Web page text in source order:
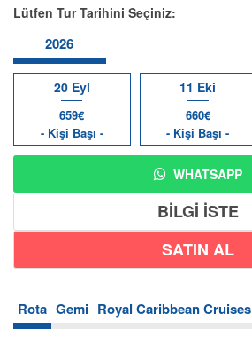
Lütfen Tur Tarihini Seçiniz:
2026
20 Eyl
659€
- Kişi Başı -
11 Eki
660€
- Kişi Başı -
WHATSAPP
BİLGİ İSTE
Rota Gemi Royal Caribbean Cruises